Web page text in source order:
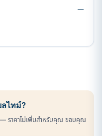
—
ลไทม์?
— ราคาไม่เพิ่มสำหรับคุณ ขอบคุณ